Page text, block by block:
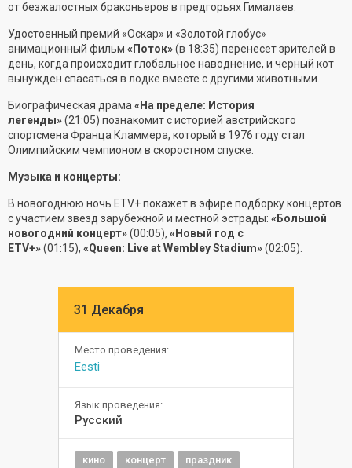
от безжалостных браконьеров в предгорьях Гималаев.
Удостоенный премий «Оскар» и «Золотой глобус»
анимационный фильм «Поток»(в 18:35) перенесет зрителей в
день, когда происходит глобальное наводнение, и черный кот
вынужден спасаться в лодке вместе с другими животными.
Биографическая драма «На пределе: История
легенды»(21:05) познакомит с историей австрийского
спортсмена Франца Кламмера, который в 1976 году стал
Олимпийским чемпионом в скоростном спуске.
Музыка и концерты:
В новогоднюю ночь ETV+ покажет в эфире подборку концертов
с участием звезд зарубежной и местной эстрады: «Большой
новогодний концерт»(00:05), «Новый год с
ETV+»(01:15), «Queen: Live at Wembley Stadium»(02:05).
31 Декабря
Место проведения:
Eesti
Язык проведения:
Русский
кино концерт
праздник